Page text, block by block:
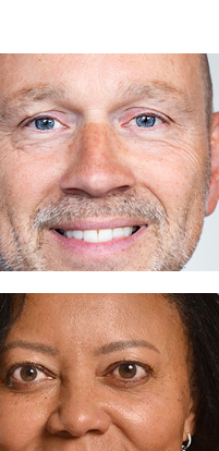
en samen te werken,
ik ben VOOR.